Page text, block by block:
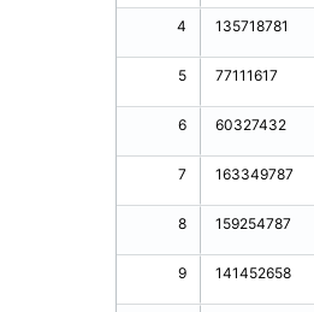
4
5
6
7
8
9
135718781
77111617
60327432
163349787
159254787
141452658